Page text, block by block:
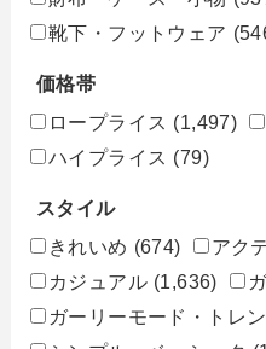
靴下・フットウェア
価格帯
ロープライス (1,497)
ハイプライス (79)
スタイル
きれいめ (674) アク
カジュアル (1,636)
ガーリーモード・トレ